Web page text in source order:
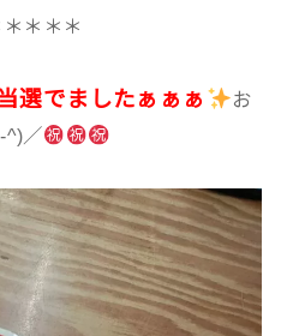
＊＊＊
選でましたぁぁぁ
お
^)／